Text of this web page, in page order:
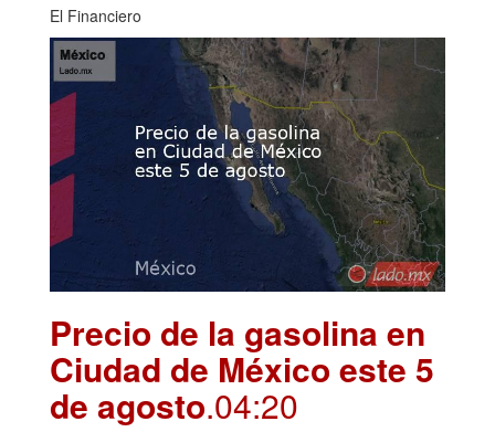
El Financiero
Precio de la gasolina en
Ciudad de México este 5
de agosto.04:20